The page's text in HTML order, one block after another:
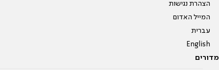
הצהרת נגישות
המייל האדום
עברית
English
מדורים